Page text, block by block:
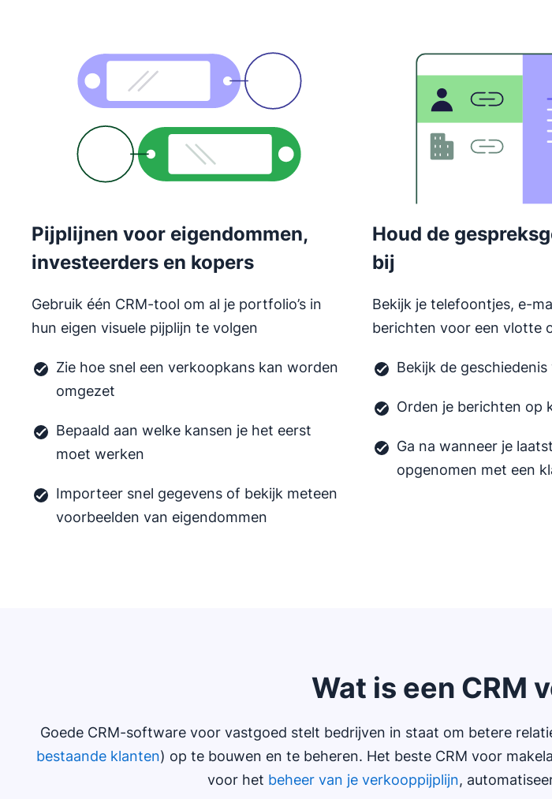
Pijplijnen voor eigendommen,
investeerders en kopers
Gebruik één CRM-tool om al je portfolio’s in
hun eigen visuele pijplijn te volgen
Zie hoe snel een verkoopkans kan worden
omgezet
Bepaald aan welke kansen je het eerst
moet werken
Importeer snel gegevens of bekijk meteen
voorbeelden van eigendommen
Houd de
bij
Bekijk je telefoontjes, e-
berichten voor een vlotte
Bekijk de
Orden je berichten op
Ga na wanneer je
opgenomen met een
Wat is een CRM
Goede CRM-software voor vastgoed stelt bedrijven in staat om betere
bestaande klanten) op te bouwen en te beheren. Het beste CRM voor
voor het beheer van je verkooppijplijn,